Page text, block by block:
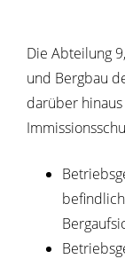
Die Abteilung
und Bergbau
darüber